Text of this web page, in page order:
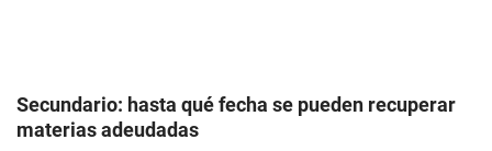
Secundario: hasta qué fecha se pueden recuperar
materias adeudadas